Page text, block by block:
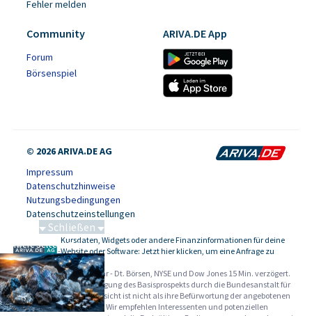
Fehler melden
Community
Forum
Börsenspiel
ARIVA.DE App
© 2026 ARIVA.DE AG
Impressum
Datenschutzhinweise
Nutzungsbedingungen
Datenschutzeinstellungen
-
Kursdaten, Widgets oder andere Finanzinformationen für deine
Website oder Software: Jetzt hier klicken, um eine Anfrage zu
stellen.
Alle Angaben ohne Gewähr - Dt. Börsen, NYSE und Dow Jones 15 Min. verzögert.
Werbehinweise:Die Billigung des Basisprospekts durch die Bundesanstalt für
Finanzdienstleistungsaufsicht ist nicht als ihre Befürwortung der angebotenen
Wertpapiere zu verstehen. Wir empfehlen Interessenten und potenziellen
Schließen
Schwere Seltene Erden